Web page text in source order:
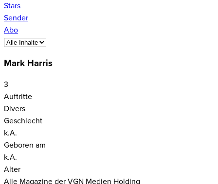
Stars
Sender
Abo
Mark Harris
3
Auftritte
Divers
Geschlecht
k.A.
Geboren am
k.A.
Alter
Alle Magazine der VGN Medien Holding